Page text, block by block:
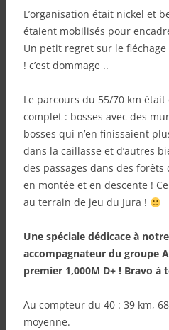
L’organisation était nickel et
étaient mobilisés pour
Un petit regret sur le
! c’est dommage ..
Le parcours du 55/70 km
complet : bosses avec des
bosses qui n’en finissaient
dans la caillasse et d’autres
des passages dans des forêts
en montée et en descente !
au terrain de jeu du Jura !
Une spéciale dédicace à
accompagnateur du groupe
premier 1,000M D+ ! Bravo à
Au compteur du 40 : 39 km,
moyenne.